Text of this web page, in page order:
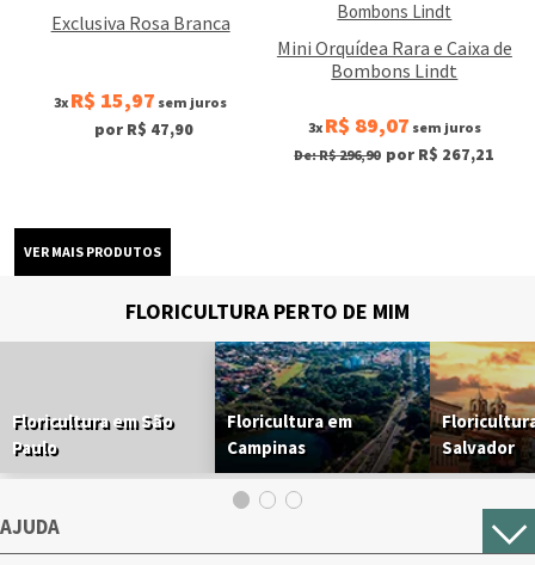
Exclusiva Rosa Branca
3x R$ 15,97 sem juros
por R$ 47,90
Mini Orquídea Rara e Caixa de
Bombons Lindt
3x R$ 89,07 sem juros
De: R$ 296,90 por R$ 267,21
FLORICULTURA PERTO DE MIM
Floricultura em São
Paulo
Floricultura em
Campinas
Salvador
AJUDA